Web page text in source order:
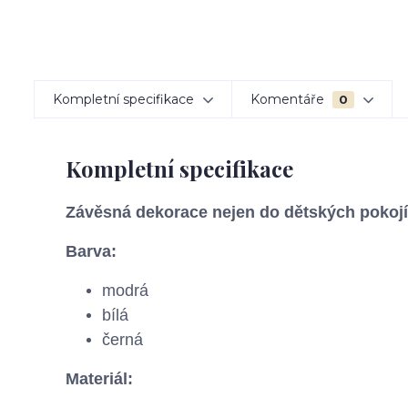
Kompletní specifikace Komentáře 0
Kompletní specifikace
Závěsná dekorace nejen do dětských
Barva:
modrá
bílá
černá
Materiál: